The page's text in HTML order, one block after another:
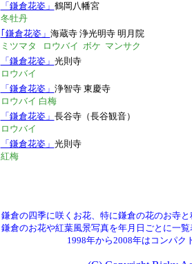
「鎌倉花姿」 鶴岡八幡宮
冬牡丹
｢鎌倉花姿」 海蔵寺 浄光明寺 明月院
ミツマタ ロウバイ ボケ マンサク
「鎌倉花姿」 光則寺
ロウバイ
「鎌倉花姿」 浄智寺 東慶寺
ロウバイ 白梅
「鎌倉花姿」 長谷寺（長谷観音）
ロウバイ
「鎌倉花姿」 光則寺
紅梅
鎌倉の四季に咲くお花、特に鎌倉の花のお寺
鎌倉のお花や紅葉風景写真を年月日ごとに一
1998年から2008年はコンパ